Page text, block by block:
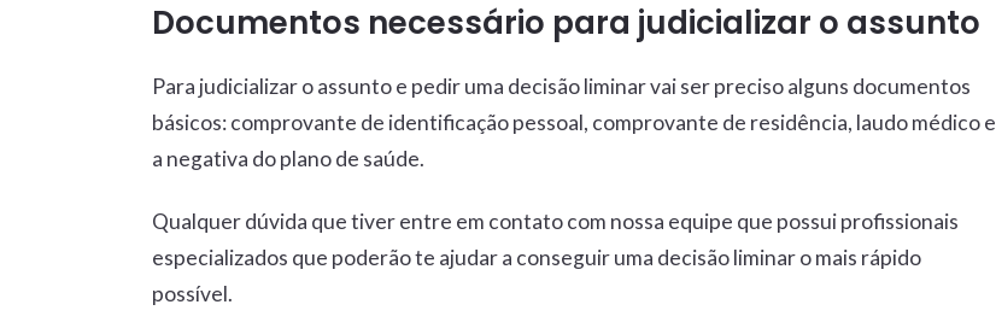
Documentos necessário para judicializar o assunto
Para judicializar o assunto e pedir uma decisão liminar vai ser preciso alguns documentos
básicos: comprovante de identificação pessoal, comprovante de residência, laudo médico e
a negativa do plano de saúde.
Qualquer dúvida que tiver entre em contato com nossa equipe que possui profissionais
especializados que poderão te ajudar a conseguir uma decisão liminar o mais rápido
possível.